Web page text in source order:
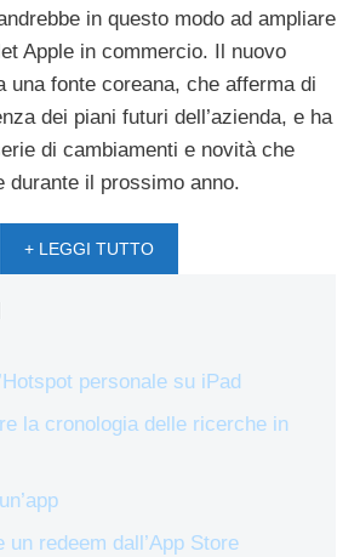
in questo modo ad ampliare
Apple in commercio. Il nuovo
una fonte coreana, che afferma di
dei piani futuri dell’azienda, e ha
di cambiamenti e novità che
durante il prossimo anno.
+ LEGGI TUTTO
personale su iPad
la cronologia delle ricerche in
redeem dall’App Store